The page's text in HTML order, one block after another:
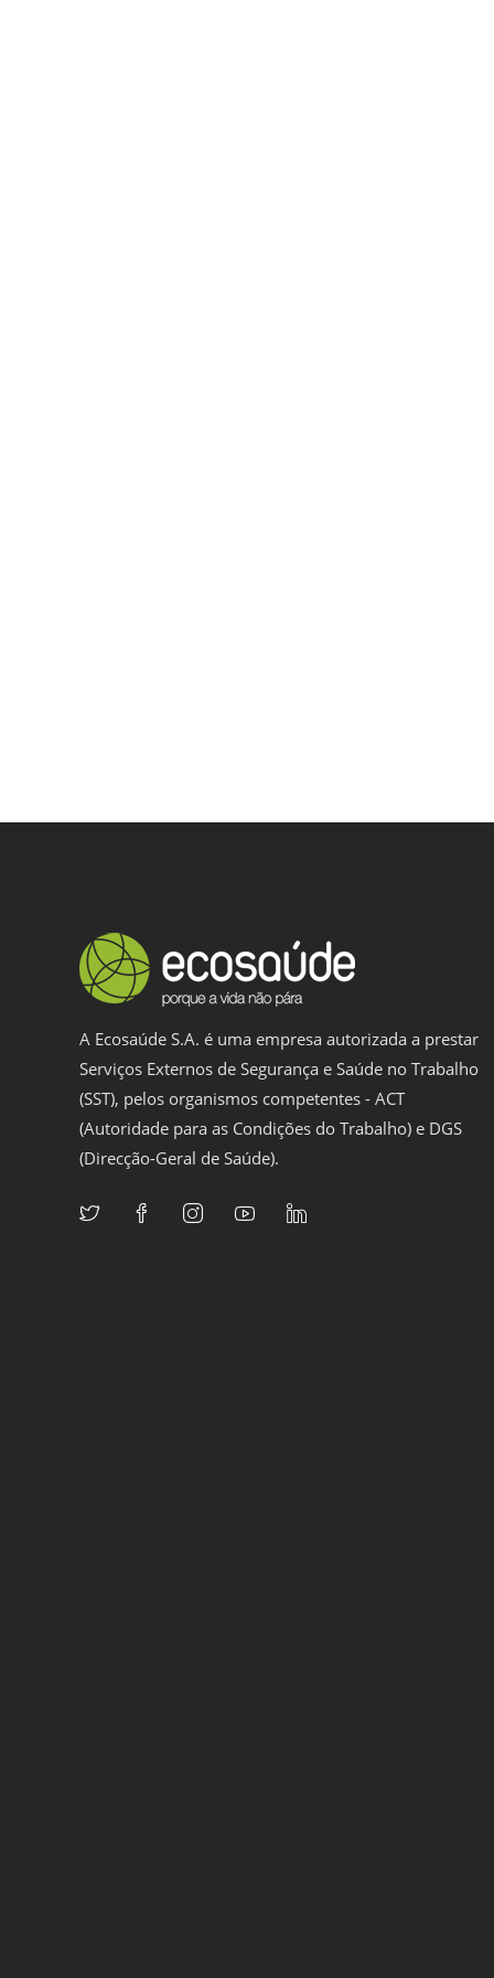
A Ecosaúde S.A. é uma empresa autorizada a prestar
Serviços Externos de Segurança e Saúde no Trabalho
(SST), pelos organismos competentes - ACT
(Autoridade para as Condições do Trabalho) e DGS
(Direcção-Geral de Saúde).